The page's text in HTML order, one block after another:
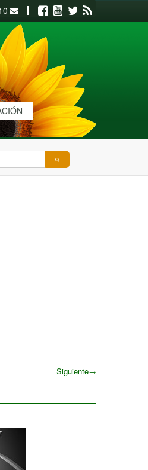
Facebook
Youtube
Twitter
Siguiente→